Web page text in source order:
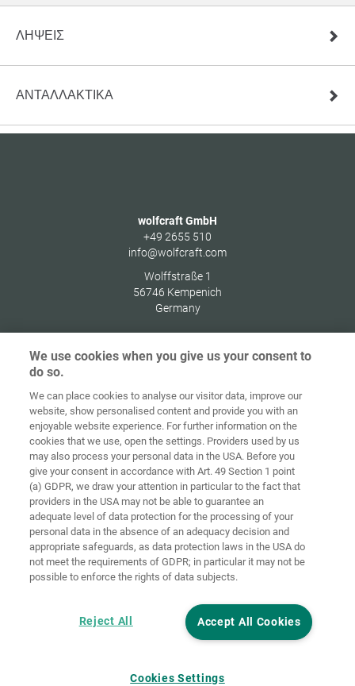
ΛΉΨΕΙΣ
ΑΝΤΑΛΛΑΚΤΙΚΆ
wolfcraft GmbH
+49 2655 510
info@wolfcraft.com
Wolffstraße 1
56746 Kempenich
Germany
Αρχική Επικοινωνία
Στοιχεία
έκδοσης δεδομένων
Γενικοί Όροι
Συναλλαγών
Οδηγίες για
Cookies Σύνδεση
Accessibility
Statement
Ρυθμίσεις cookies
We use cookies when you give us your consent to
do so.
We can place cookies to analyse our visitor data, improve our
website, show personalised content and provide you with an
enjoyable website experience. For further information on the
cookies that we use, open the settings. Providers used by us
may also process your personal data in the USA. Before you
give your consent in accordance with Art. 49 Section 1 point
(a) GDPR, we draw your attention in particular to the fact that
providers in the USA may not be able to guarantee an
adequate level of data protection for the processing of your
personal data in the absence of an adequacy decision and
appropriate safeguards, as data protection laws in the USA do
not meet the requirements of GDPR; in particular it may not be
possible to enforce the rights of data subjects.
Accept All Cookies
Reject All
Cookies Settings